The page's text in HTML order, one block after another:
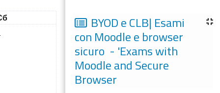
BYOD e CLB| Esami
con Moodle e browser
sicuro - 'Exams with
Moodle and Secure
Browser
апреля
событий, суббота 4 апреля